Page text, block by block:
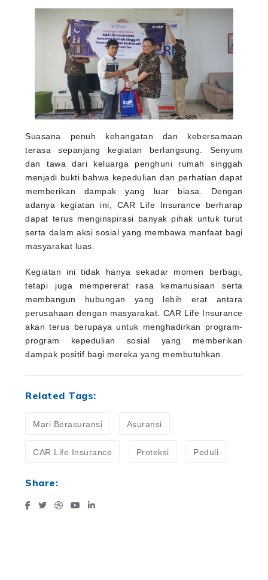
Suasana penuh kehangatan dan kebersamaan
terasa sepanjang kegiatan berlangsung. Senyum
dan tawa dari keluarga penghuni rumah singgah
menjadi bukti bahwa kepedulian dan perhatian dapat
memberikan dampak yang luar biasa. Dengan
adanya kegiatan ini, CAR Life Insurance berharap
dapat terus menginspirasi banyak pihak untuk turut
serta dalam aksi sosial yang membawa manfaat bagi
masyarakat luas.
Kegiatan ini tidak hanya sekadar momen berbagi,
tetapi juga mempererat rasa kemanusiaan serta
membangun hubungan yang lebih erat antara
perusahaan dengan masyarakat. CAR Life Insurance
akan terus berupaya untuk menghadirkan program-
program kepedulian sosial yang memberikan
dampak positif bagi mereka yang membutuhkan.
Related Tags:
Mari Berasuransi Asuransi
CAR Life Insurance Proteksi Peduli
Share: